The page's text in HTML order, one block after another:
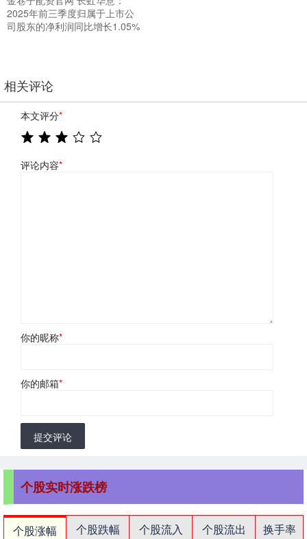
2025年前三季度归属于上市公
司股东的净利润同比增长1.05%
相关评论
本文评分*
评论内容*
你的昵称*
你的邮箱*
提交评论
个股实时涨跌榜
个股涨幅 个股跌幅 个股流入 个股流出
换手率